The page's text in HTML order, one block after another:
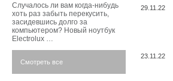
29.11.22
23.11.22
Случалось ли вам когда-нибудь
хоть раз забыть перекусить,
засидевшись долго за
компьютером? Новый ноутбук
Electrolux …
Смотреть все